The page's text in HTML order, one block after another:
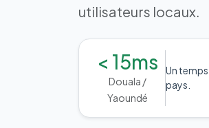
utilisateurs locaux.
< 15ms
Douala /
Yaoundé
Un
pays.